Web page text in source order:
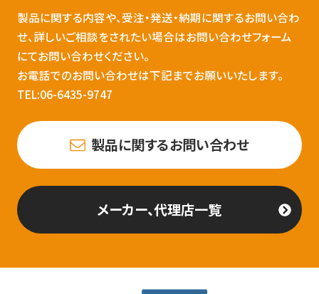
製品に関する内容や、受注・発送・納期に関するお問い合わ
せ、詳しいご相談をされたい場合はお問い合わせフォーム
にてお問い合わせください。
お電話でのお問い合わせは下記までお願いいたします。
TEL:06-6435-9747
製品に関するお問い合わせ
メーカー、代理店一覧